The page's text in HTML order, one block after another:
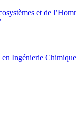
et de
Ingénierie